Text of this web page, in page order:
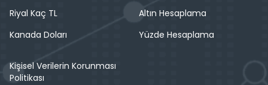
Riyal Kaç TL
Kanada Doları
Altın Hesaplama
Yüzde Hesaplama
Kişisel Verilerin Korunması
Politikası